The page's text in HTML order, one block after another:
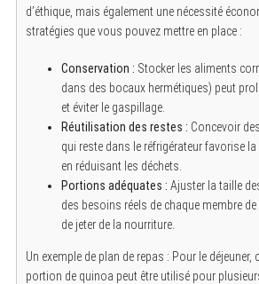
d’éthique, mais également une nécessité
stratégies que vous pouvez mettre en place :
Conservation : Stocker les aliments
dans des bocaux hermétiques) peut
et éviter le gaspillage.
Réutilisation des restes : Concevoir
qui reste dans le réfrigérateur favorise
en réduisant les déchets.
Portions adéquates : Ajuster la taille
des besoins réels de chaque membre
de jeter de la nourriture.
Un exemple de plan de repas : Pour le déjeuner,
portion de quinoa peut être utilisé pour